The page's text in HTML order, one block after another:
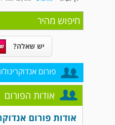
חיפוש מהיר
יש שאלה?
פורום
אודות הפורום
אודות פורום